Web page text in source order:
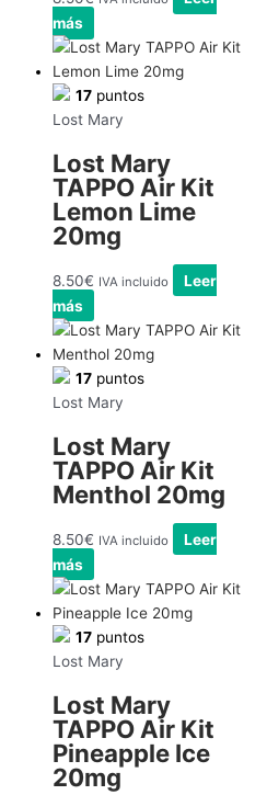
más
17 puntos
Lost Mary
Lost Mary
TAPPO Air Kit
Lemon Lime
20mg
8.50€ IVA incluido
Leer
más
17 puntos
Lost Mary
Lost Mary
TAPPO Air Kit
Menthol 20mg
8.50€ IVA incluido
Leer
más
17 puntos
Lost Mary
Lost Mary
TAPPO Air Kit
Pineapple Ice
20mg